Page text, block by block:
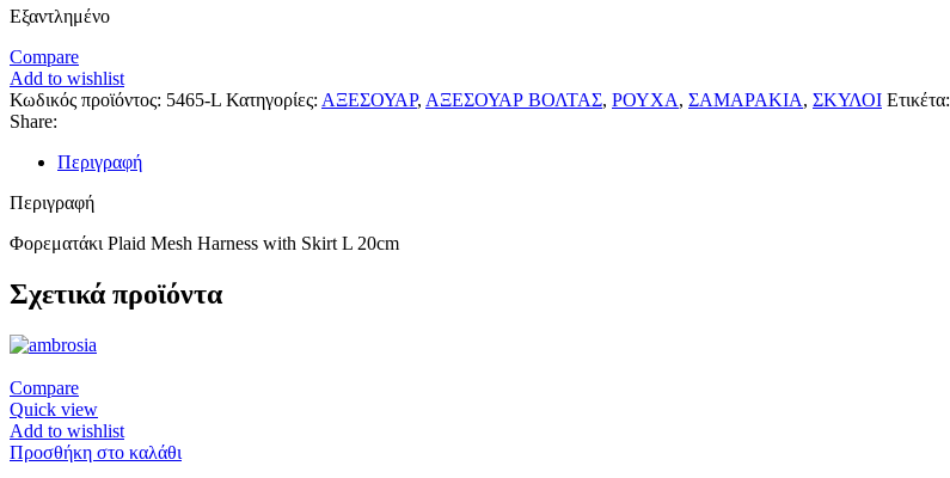
Εξαντλημένο
Compare
Add to wishlist
Κωδικός προϊόντος: 5465-L Κατηγορίες: ΑΞΕΣΟΥΑΡ, ΑΞΕΣΟΥΑΡ ΒΟΛΤΑΣ, ΡΟΥΧΑ, ΣΑΜΑΡΑΚΙΑ, ΣΚΥΛΟΙ Ετικέτα:
Share:
Περιγραφή
Περιγραφή
Φορεματάκι Plaid Mesh Harness with Skirt L 20cm
Σχετικά προϊόντα
Compare
Quick view
Add to wishlist
Προσθήκη στο καλάθι